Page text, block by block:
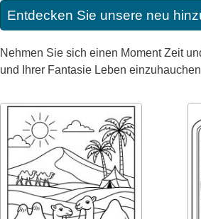
Entdecken Sie unsere neu
Nehmen Sie sich einen Moment Zeit
und Ihrer Fantasie Leben